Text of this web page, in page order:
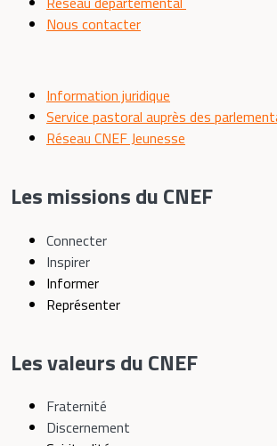
Nous contacter
Information juridique
Service pastoral auprès des
Réseau CNEF Jeunesse
Les missions du CNEF
Connecter
Inspirer
Informer
Représenter
Les valeurs du CNEF
Fraternité
Discernement